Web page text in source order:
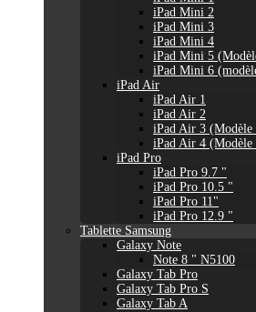
iPad Mini 2
iPad Mini 3
iPad Mini 4
iPad Mini 5
iPad Mini 6
iPad Air
iPad Air 1
iPad Air 2
iPad Air 3 (Modèle
iPad Air 4 (Modèle
iPad Pro
iPad Pro 9.7 "
iPad Pro 10.5 "
iPad Pro 11"
iPad Pro 12.9 "
Tablette Samsung
Galaxy Note
Note 8 " N5100
Galaxy Tab Pro
Galaxy Tab Pro S
Galaxy Tab A